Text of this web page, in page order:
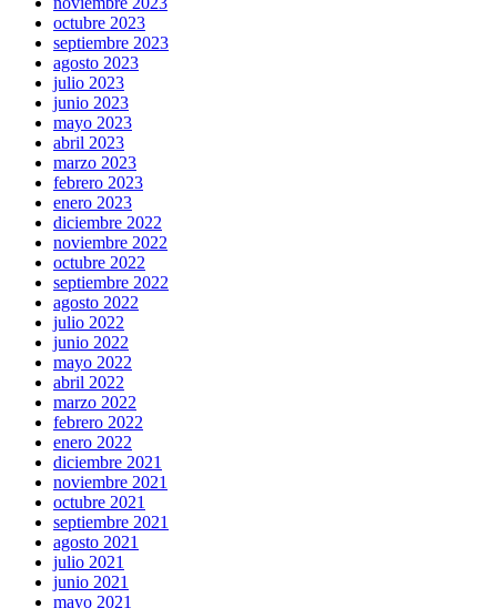
octubre 2023
septiembre 2023
agosto 2023
julio 2023
junio 2023
mayo 2023
abril 2023
marzo 2023
febrero 2023
enero 2023
diciembre 2022
noviembre 2022
octubre 2022
septiembre 2022
agosto 2022
julio 2022
junio 2022
mayo 2022
abril 2022
marzo 2022
febrero 2022
enero 2022
diciembre 2021
noviembre 2021
octubre 2021
septiembre 2021
agosto 2021
julio 2021
junio 2021
mayo 2021